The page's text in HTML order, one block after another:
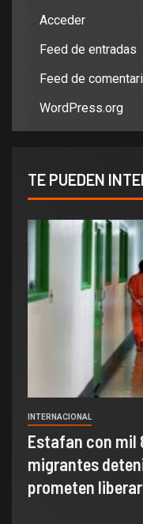
Acceder
Feed de entradas
Feed de
WordPress.org
TE PUEDEN
INTERNACIONAL
Estafan con mil
migrantes
prometen